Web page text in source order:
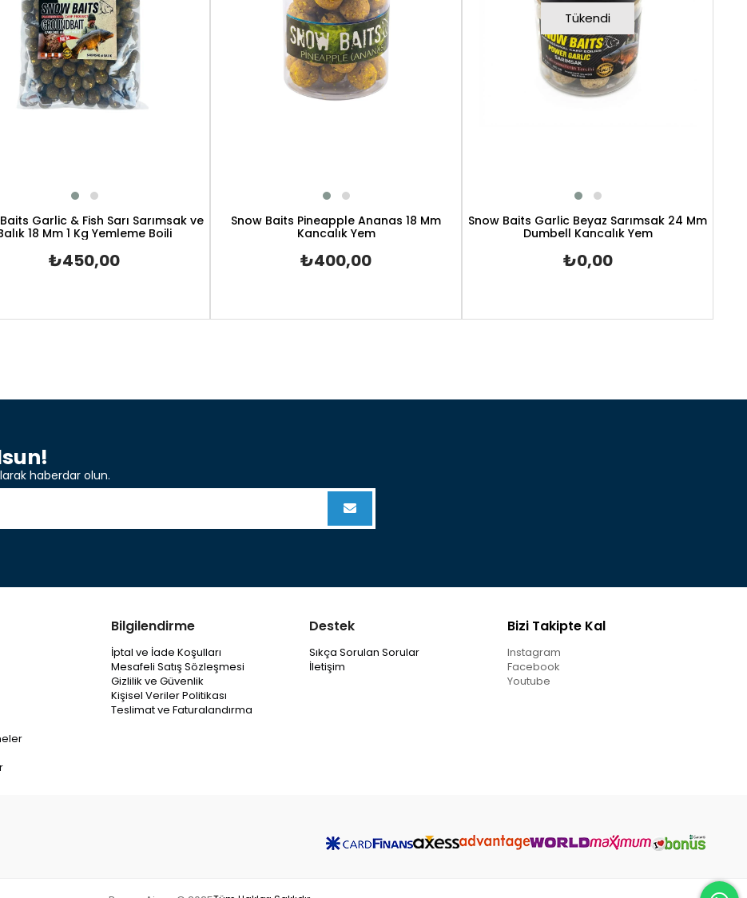
Garlic & Fish Sarı Sarımsak ve
18 Mm 1 Kg Yemleme Boili
₺450,00
Snow Baits Pineapple Ananas 18 Mm
Kancalık Yem
₺400,00
Tükendi
Snow Baits Garlic Beyaz Sarımsak 24 Mm
Dumbell Kancalık Yem
₺0,00
haberdar olun.
Bilgilendirme
İptal ve İade Koşulları
Mesafeli Satış Sözleşmesi
Gizlilik ve Güvenlik
Kişisel Veriler Politikası
Teslimat ve Faturalandırma
Destek
Sıkça Sorulan Sorular
İletişim
Bizi Takipte Kal
Instagram
Facebook
Youtube